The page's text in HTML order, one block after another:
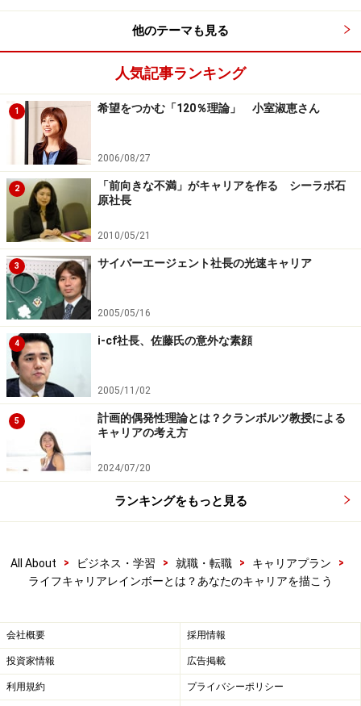
護などで親をケアする時期もあります。その両方が「子
ども」としての役割です。
特に多くの役割が重なり合うといわれているのが40～50
歳代。
「職業人」としては、管理職として責任も負担も増える
年代であり、同時に「配偶者」「家庭人」としての家事
分担、「親」としての子育てや教育、「子ども」として
の親の介護などの役割も無視できません。
つまり、それだけ役割間の調整が難しくなる年代だとい
うことです。
「職業人」に没頭しすぎて家庭内がギクシャクしたり、
余暇を楽しめずストレスをためたりして、結果として、
最も力を入れていたはずの仕事に支障をきたす……、とい
う状況がなぜ起こるのか、この考えに照らして見てみる
とよくわかりますね。
「ライフキャリアレインボー」から考える
あなたのキャリア
それでは、この「ライフキャリアレインボー」の考え方
う。
■まずは「今」を把握してみよう
現在のあなたの「ライフキャリアレインボー」を確認す
ることから始めましょう。
他のテーマも見る
人気記事ランキング
1 希望をつかむ「120％理論」 小室淑恵さん
2006/08/27
2
「前向きな不満」がキャリアを作る シーラボ石
原社長
2010/05/21
3 サイバーエージェント社長の光速キャリア
2005/05/16
4 i-cf社長、佐藤氏の意外な素顔
2005/11/02
5
計画的偶発性理論とは？クランボルツ教授による
キャリアの考え方
2024/07/20
ランキングをもっと見る
All About > ビジネス・学習 > 就職・転職 > キャリアプラン
>
ライフキャリアレインボーとは？あなたのキャリアを描こう
会社概要 採用情報
投資家情報 広告掲載
利用規約 プライバシーポリシー